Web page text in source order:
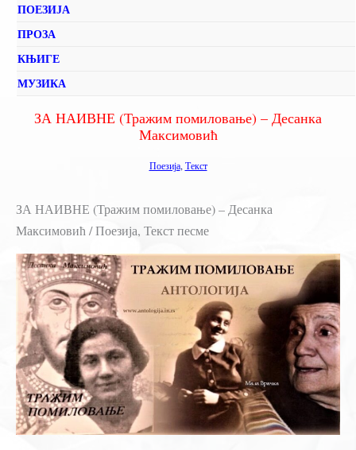
ПОЕЗИЈА
ПРОЗА
КЊИГЕ
МУЗИКА
ЗА НАИВНЕ (Тражим помиловање) – Десанка
Максимовић
Поезија, Текст
ЗА НАИВНЕ (Тражим помиловање) – Десанка
Максимовић / Поезија, Текст песме